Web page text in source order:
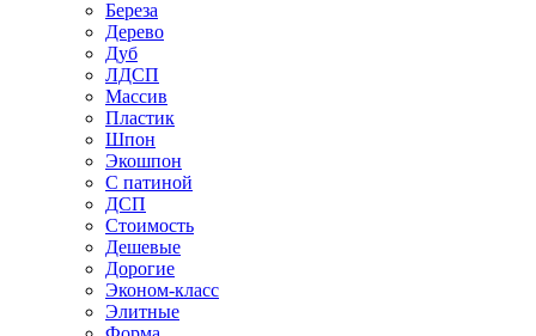
Береза
Дерево
Дуб
ЛДСП
Массив
Пластик
Шпон
Экошпон
С патиной
ДСП
Стоимость
Дешевые
Дорогие
Эконом-класс
Элитные